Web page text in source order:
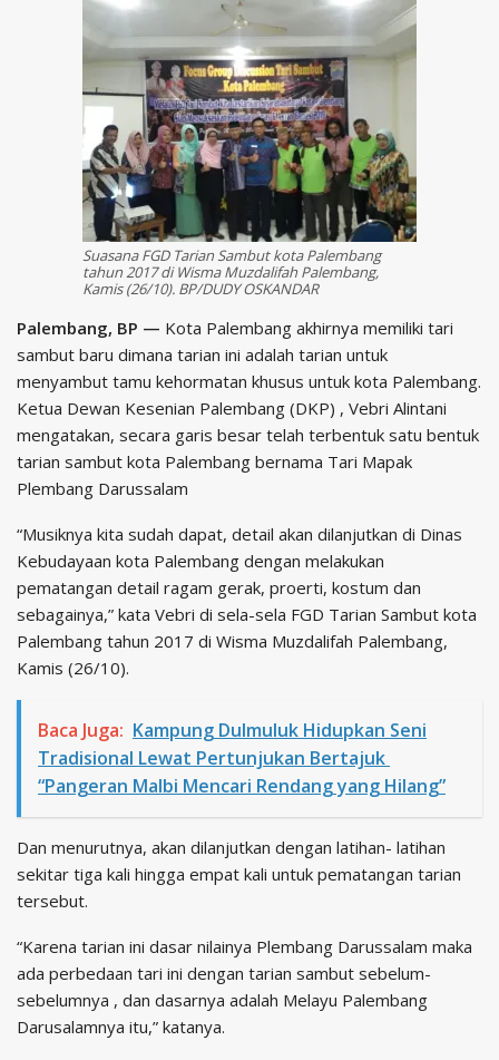
Suasana FGD Tarian Sambut kota Palembang
tahun 2017 di Wisma Muzdalifah Palembang,
Kamis (26/10). BP/DUDY OSKANDAR
Palembang, BP — Kota Palembang akhirnya memiliki tari
sambut baru dimana tarian ini adalah tarian untuk
menyambut tamu kehormatan khusus untuk kota Palembang.
Ketua Dewan Kesenian Palembang (DKP) , Vebri Alintani
mengatakan, secara garis besar telah terbentuk satu bentuk
tarian sambut kota Palembang bernama Tari Mapak
Plembang Darussalam
“Musiknya kita sudah dapat, detail akan dilanjutkan di Dinas
Kebudayaan kota Palembang dengan melakukan
pematangan detail ragam gerak, proerti, kostum dan
sebagainya,” kata Vebri di sela-sela FGD Tarian Sambut kota
Palembang tahun 2017 di Wisma Muzdalifah Palembang,
Kamis (26/10).
Baca Juga: Kampung Dulmuluk Hidupkan Seni
Tradisional Lewat Pertunjukan Bertajuk
“Pangeran Malbi Mencari Rendang yang Hilang”
Dan menurutnya, akan dilanjutkan dengan latihan- latihan
sekitar tiga kali hingga empat kali untuk pematangan tarian
tersebut.
“Karena tarian ini dasar nilainya Plembang Darussalam maka
ada perbedaan tari ini dengan tarian sambut sebelum-
sebelumnya , dan dasarnya adalah Melayu Palembang
Darusalamnya itu,” katanya.